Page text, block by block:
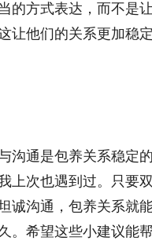
的方式表达，而不是
让他们的关系更加稳
沟通是包养关系稳定的
上次也遇到过。只要
诚沟通，包养关系就
。希望这些小建议能